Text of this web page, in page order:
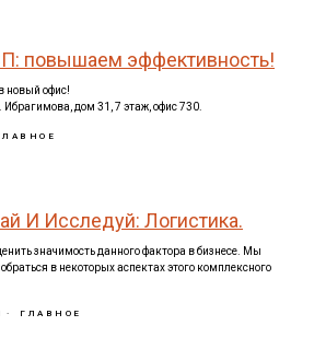
повышаем эффективность!
новый офис!
дом 31, 7 этаж, офис 730.
И Исследуй: Логистика.
значимость данного фактора в бизнесе. Мы
в некоторых аспектах этого комплексного
ГЛАВНОЕ